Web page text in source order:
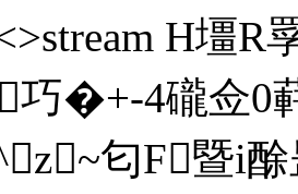
H壃
巧�+-4礲佥0
匂F暨i